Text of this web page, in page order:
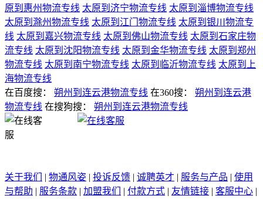
原到惠州物流专线 太原到济宁物流专线 太原到淄博物流专线
太原到滁州物流专线 太原到江门物流专线 太原到银川物流专
线 太原到嘉兴物流专线 太原到佛山物流专线 太原到石家庄物
流专线 太原到沈阳物流专线 太原到金华物流专线 太原到郑州
物流专线 太原到南宁物流专线 太原到临沂物流专线 太原到上
海物流专线
在百度搜：
朔州到连云港物流专线 在360搜：
朔州到连云港
物流专线 在搜狗搜： 朔州到连云港物流专线
关于我们 | 物通风姿 | 投诉反馈 | 诚聘英才 | 服务与产品 | 使用
与帮助 | 服务条款 | 加盟我们 | 付款方式 | 友情链接 | 客服中心 |